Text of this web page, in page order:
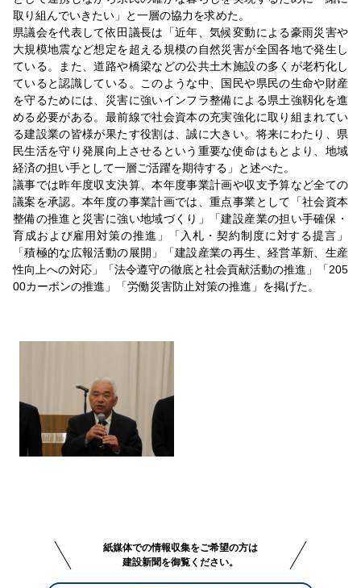
取り組んでいきたい」と一層の協力を求めた。
県議会を代表して依田議長は「近年、気候変動による豪雨災害や
大規模地震など想定を超える規模の自然災害が全国各地で発生し
ている。また、道路や橋梁などの公共土木施設の多くが老朽化し
ていると認識している。このような中、国民や県民の生命や財産
を守るためには、災害に強いインフラ整備による県土強靱化を進
める必要がある。最前線で社会資本の充実強化に取り組まれてい
る建設業の皆様が果たす役割は、誠に大きい。将来にわたり、県
民生活を守り発展向上させるという重要な使命はもとより、地域
経済の担い手として一層ご活躍を期待する」と述べた。
議事では昨年度収支決算、本年度事業計画や収支予算など全ての
議案を承認。本年度の事業計画では、重点事業として「社会資本
整備の推進と災害に強い地域づくり」「建設産業の担い手確保・
育成および雇用対策の推進」「入札・契約制度に対する提言」
「積極的な広報活動の展開」「建設産業の再生、経営革新、生産
性向上への対応」「法令遵守の徹底と社会貢献活動の推進」「205
00カーボンの推進」「労働災害防止対策の推進」を掲げた。
紙媒体での情報収集をご希望の方は
建設新聞を御覧ください。